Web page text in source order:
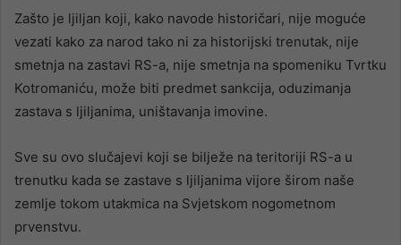
Zašto je ljiljan koji, kako navode historičari, nije moguće
vezati kako za narod tako ni za historijski trenutak, nije
smetnja na zastavi RS-a, nije smetnja na spomeniku Tvrtku
Kotromaniću, može biti predmet sankcija, oduzimanja
zastava s ljiljanima, uništavanja imovine.
Sve su ovo slučajevi koji se bilježe na teritoriji RS-a u
trenutku kada se zastave s ljiljanima vijore širom naše
zemlje tokom utakmica na Svjetskom nogometnom
prvenstvu.